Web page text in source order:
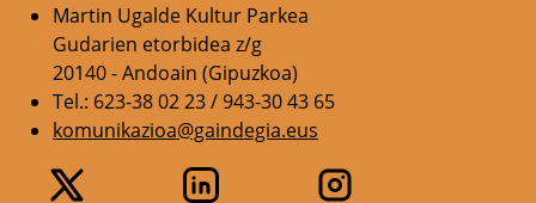
Martin Ugalde Kultur Parkea
Gudarien etorbidea z/g
20140 - Andoain (Gipuzkoa)
Tel.: 623-38 02 23 / 943-30 43 65
komunikazioa@gaindegia.eus